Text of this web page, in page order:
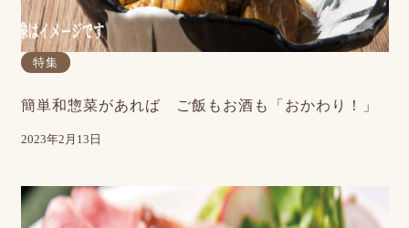
特集
簡単和惣菜があれば ご飯もお酒も「おかわり！」
2023年2月13日